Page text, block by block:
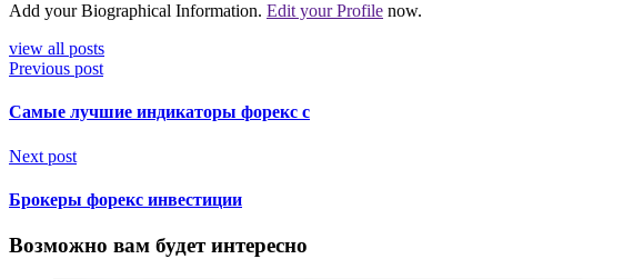
Add your Biographical Information. Edit your Profile now.
view all posts
Previous post
Самые лучшие индикаторы форекс с
Next post
Брокеры форекс инвестиции
Возможно вам будет интересно